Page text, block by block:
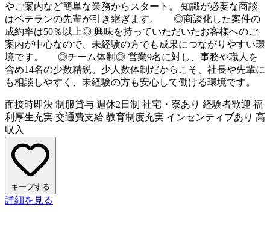
やご案内など簡単な業務からスタート。 知識が必要な商談
はベテランの先輩が引き継ぎます。 ◎商談化した案件の
成約率は50％以上◎ 興味を持っていただいたお客様へのご
案内が中心なので、未経験の方でも成果につながりやすい環
境です。 ◎チーム体制◎ 営業9名に対し、事務や職人を
含め14名の少数精鋭。少人数体制だからこそ、社長や先輩に
も相談しやすく、未経験の方も安心して働ける環境です。
面接時即決 制服貸与 週休2日制 社宅・寮あり 経験者歓迎 福
利厚生充実 交通費支給 教育制度充実 インセンティブあり 高
収入
キープする
詳細を見る